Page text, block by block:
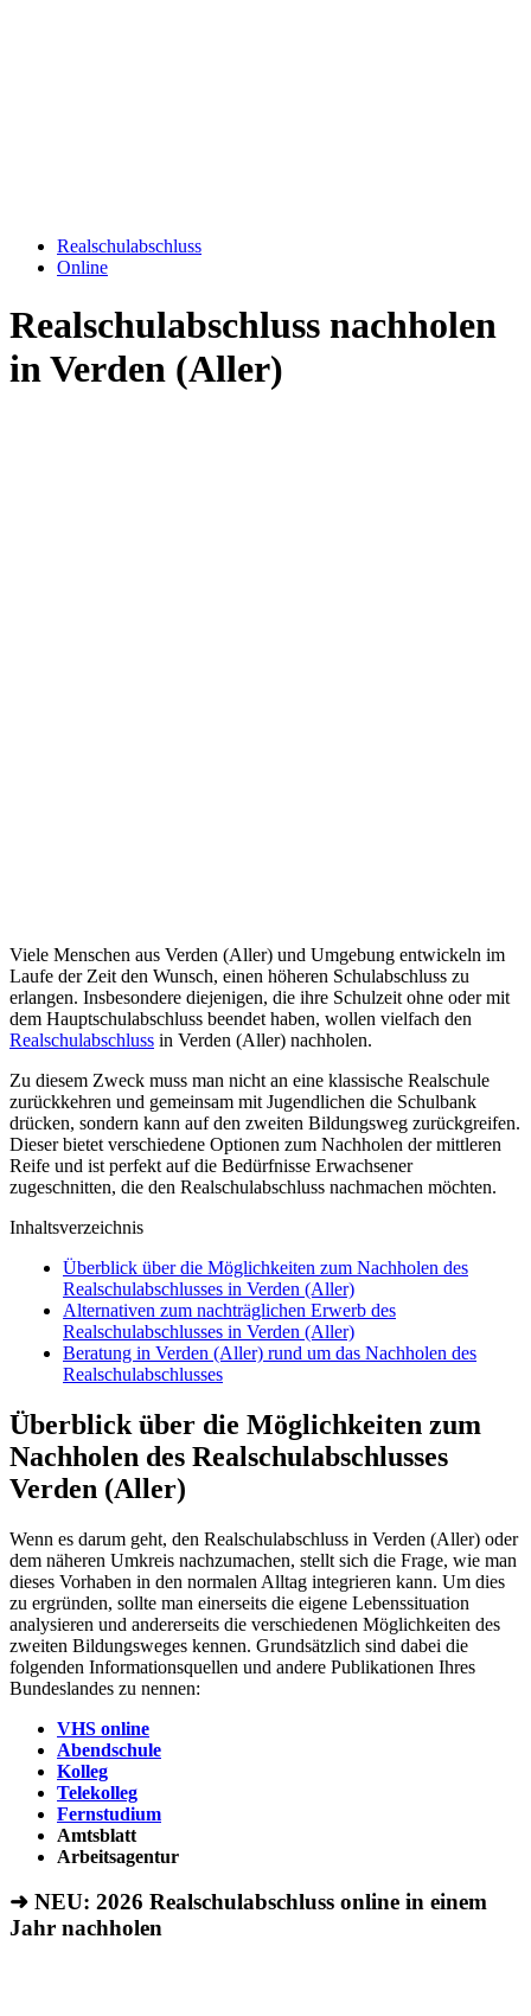
Realschulabschluss
Online
Realschulabschluss nachholen
in Verden (Aller)
Viele Menschen aus Verden (Aller) und Umgebung entwickeln im
Laufe der Zeit den Wunsch, einen höheren Schulabschluss zu
erlangen. Insbesondere diejenigen, die ihre Schulzeit ohne oder mit
dem Hauptschulabschluss beendet haben, wollen vielfach den
Realschulabschluss in Verden (Aller) nachholen.
Zu diesem Zweck muss man nicht an eine klassische Realschule
zurückkehren und gemeinsam mit Jugendlichen die Schulbank
drücken, sondern kann auf den zweiten Bildungsweg zurückgreifen.
Dieser bietet verschiedene Optionen zum Nachholen der mittleren
Reife und ist perfekt auf die Bedürfnisse Erwachsener
zugeschnitten, die den Realschulabschluss nachmachen möchten.
Inhaltsverzeichnis
Überblick über die Möglichkeiten zum Nachholen des
Realschulabschlusses in Verden (Aller)
Alternativen zum nachträglichen Erwerb des
Realschulabschlusses in Verden (Aller)
Beratung in Verden (Aller) rund um das Nachholen des
Realschulabschlusses
Überblick über die Möglichkeiten zum
Nachholen des Realschulabschlusses
Verden (Aller)
Wenn es darum geht, den Realschulabschluss in Verden (Aller) oder
dem näheren Umkreis nachzumachen, stellt sich die Frage, wie man
dieses Vorhaben in den normalen Alltag integrieren kann. Um dies
zu ergründen, sollte man einerseits die eigene Lebenssituation
analysieren und andererseits die verschiedenen Möglichkeiten des
zweiten Bildungsweges kennen. Grundsätzlich sind dabei die
folgenden Informationsquellen und andere Publikationen Ihres
Bundeslandes zu nennen:
VHS online
Abendschule
Kolleg
Telekolleg
Fernstudium
Amtsblatt
Arbeitsagentur
➜ NEU: 2026 Realschulabschluss online in einem
Jahr nachholen